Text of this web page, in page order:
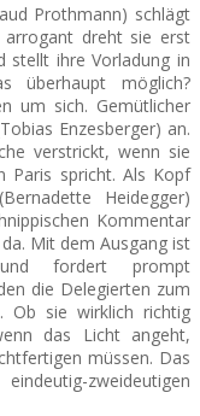
Prothmann) schlägt
dreht sie erst
stellt ihre Vorladung in
überhaupt möglich?
um sich. Gemütlicher
Enzesberger) an.
verstrickt, wenn sie
Paris spricht. Als Kopf
Heidegger)
Kommentar
Mit dem Ausgang ist
fordert prompt
die Delegierten zum
Ob sie wirklich richtig
das Licht angeht,
müssen. Das
zweideutigen